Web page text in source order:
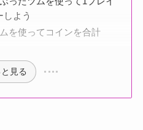
しよう
を使ってコインを合計
見る